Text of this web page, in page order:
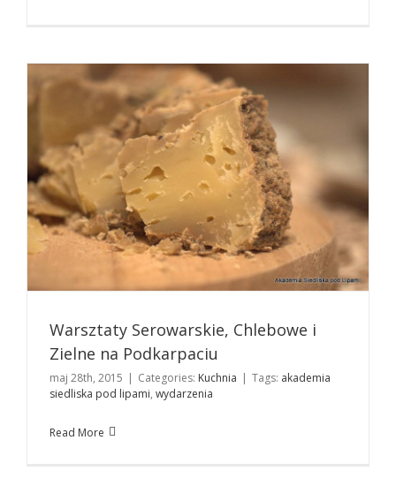
Warsztaty Serowarskie, Chlebowe i
Zielne na Podkarpaciu
maj 28th, 2015 | Categories: Kuchnia | Tags: akademia
siedliska pod lipami, wydarzenia
Read More
Nie samym serem człowiek żyje, czyli jak zrobić chleb?
Kuchnia